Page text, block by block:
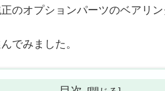
のオプションパーツのベアリ
でみました。